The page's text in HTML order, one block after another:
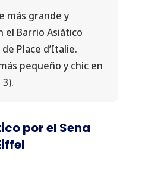
más grande y
el Barrio Asiático
Place d’Italie.
pequeño y chic en
por el Sena